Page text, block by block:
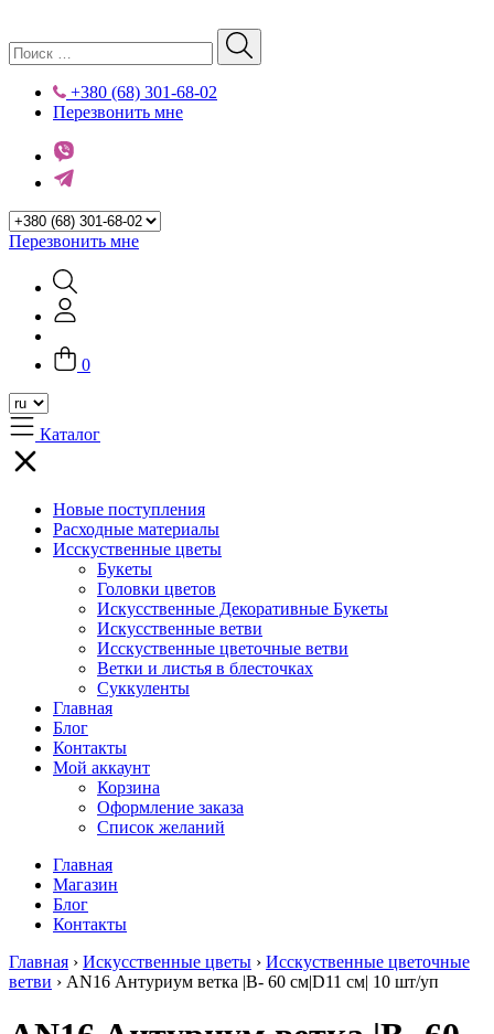
+380 (68) 301-68-02
Перезвонить мне
Перезвонить мне
0
Каталог
Новые поступления
Расходные материалы
Исскуственные цветы
Букеты
Головки цветов
Искусственные Декоративные Букеты
Искусственные ветви
Исскуственные цветочные ветви
Ветки и листья в блесточках
Суккуленты
Главная
Блог
Контакты
Мой аккаунт
Корзина
Оформление заказа
Список желаний
Главная
Магазин
Блог
Контакты
Главная › Искусственные цветы › Исскуственные цветочные
ветви › AN16 Антуриум ветка |В- 60 см|D11 см| 10 шт/уп